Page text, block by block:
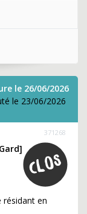
le 26/06/2026
le 23/06/2026
371268
en